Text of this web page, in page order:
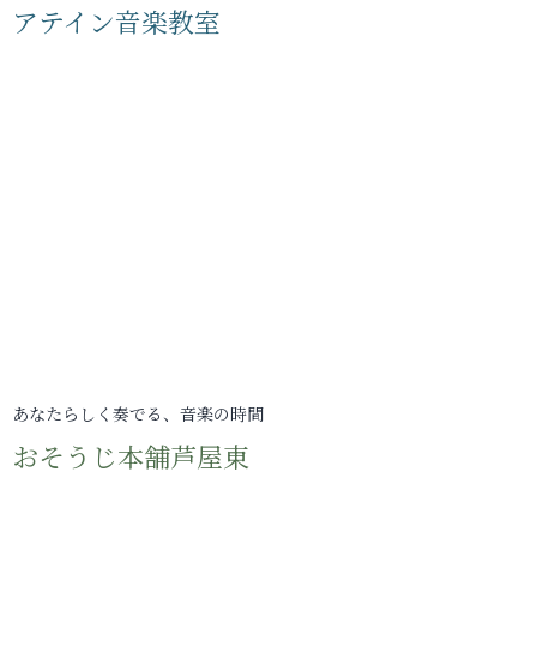
アテイン音楽教室
あなたらしく奏でる、音楽の時間
おそうじ本舗芦屋東